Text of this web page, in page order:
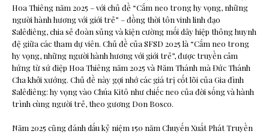
Hoa Thiêng năm 2025 – với chủ đề “Cắm neo trong hy vọng, những
người hành hương với giới trẻ” – đồng thời tôn vinh linh đạo
Salêdiêng, chia sẻ đoàn sủng và kiện cường mối dây hiệp thông huynh
đệ giữa các tham dự viên. Chủ đề của SFSD 2025 là “Cắm neo trong
hy vọng, những người hành hương với giới trẻ”, được truyền cảm
hứng từ sứ điệp Hoa Thiêng năm 2025 và Năm Thánh mà Đức Thánh
Cha khởi xướng. Chủ đề này gợi nhớ các giá trị cốt lõi của Gia đình
Salêdiêng: hy vọng vào Chúa Kitô như chiếc neo của đời sống và hành
trình cùng người trẻ, theo gương Don Bosco.
Năm 2025 cũng đánh dấu kỷ niệm 150 năm Chuyến Xuất Phát Truyền